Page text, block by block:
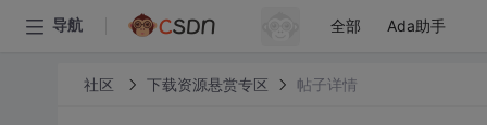
导航 全部 Ada助手
社区 下载资源悬赏专区 帖子详情